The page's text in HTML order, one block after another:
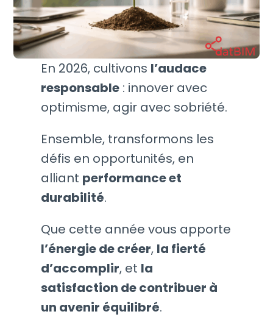
En 2026, cultivons l’audace
responsable: innover avec
optimisme, agir avec sobriété.
Ensemble, transformons les
défis en opportunités, en
alliant performance et
durabilité.
Que cette année vous apporte
l’énergie de créer, la fierté
d’accomplir, et la
satisfaction de contribuer à
un avenir équilibré.